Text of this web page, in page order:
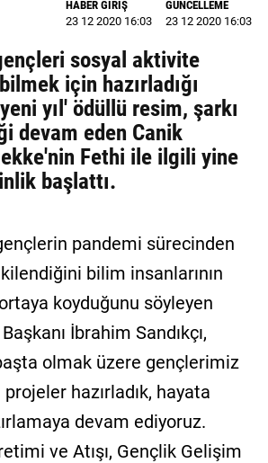
HABER GİRİŞ
23 12 2020 16:03
GÜNCELLEME
23 12 2020 16:03
sosyal aktivite
için hazırladığı
yıl' ödüllü resim, şarkı
devam eden Canik
Fethi ile ilgili yine
başlattı.
pandemi sürecinden
bilim insanlarının
koyduğunu söyleyen
İbrahim Sandıkçı,
olmak üzere gençlerimiz
hazırladık, hayata
devam ediyoruz.
ve Atışı, Gençlik Gelişim